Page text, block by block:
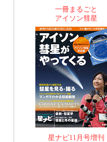
一冊まるごと
アイソン彗星
星ナビ11月号増刊